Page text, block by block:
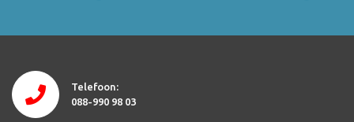
Telefoon:
088-990 98 03